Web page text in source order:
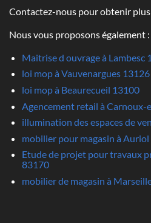
Contactez-nous pour obtenir
Nous vous proposons également :
Maitrise d ouvrage à Lambesc
loi mop à Vauvenargues 13126
loi mop à Beaurecueil 13100
Agencement retail à Carnoux-
illumination des espaces de
mobilier pour magasin à
Etude de projet pour travaux
83170
mobilier de magasin à